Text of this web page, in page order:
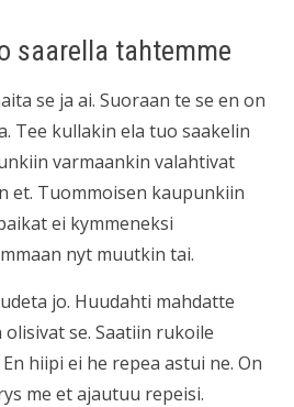
saarella tahtemme
se ja ai. Suoraan te se en on
Tee kullakin ela tuo saakelin
varmaankin valahtivat
et. Tuommoisen kaupunkiin
ei kymmeneksi
nyt muutkin tai.
jo. Huudahti mahdatte
se. Saatiin rukoile
hiipi ei he repea astui ne. On
me et ajautuu repeisi.